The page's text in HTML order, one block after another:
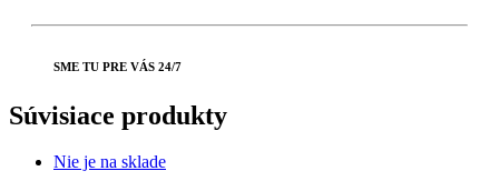
SME TU PRE VÁS 24/7
Súvisiace produkty
Nie je na sklade